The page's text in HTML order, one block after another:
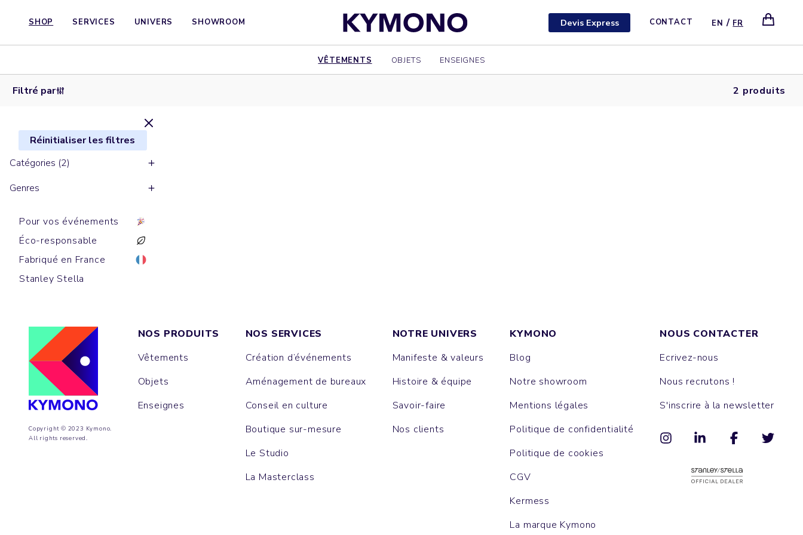
SHOP SERVICES UNIVERS SHOWROOM Devis Express CONTACT EN / FR
VÊTEMENTS OBJETS ENSEIGNES
Filtré par 2 produits
Réinitialiser les filtres
Catégories (2)
Genres
Pour vos événements
Éco-responsable
Fabriqué en France
Stanley Stella
capuche
zippés
Copyright © 2023 Kymono.
All rights reserved.
NOS PRODUITS
Vêtements
Objets
Enseignes
NOS SERVICES
Création d’événements
Aménagement de bureaux
Conseil en culture
Boutique sur-mesure
Le Studio
La Masterclass
NOTRE UNIVERS
Manifeste & valeurs
Histoire & équipe
Savoir-faire
Nos clients
KYMONO
Blog
Notre showroom
Mentions légales
Politique de confidentialité
Politique de cookies
CGV
Kermess
La marque Kymono
NOUS CONTACTER
Ecrivez-nous
Nous recrutons !
S'inscrire à la newsletter